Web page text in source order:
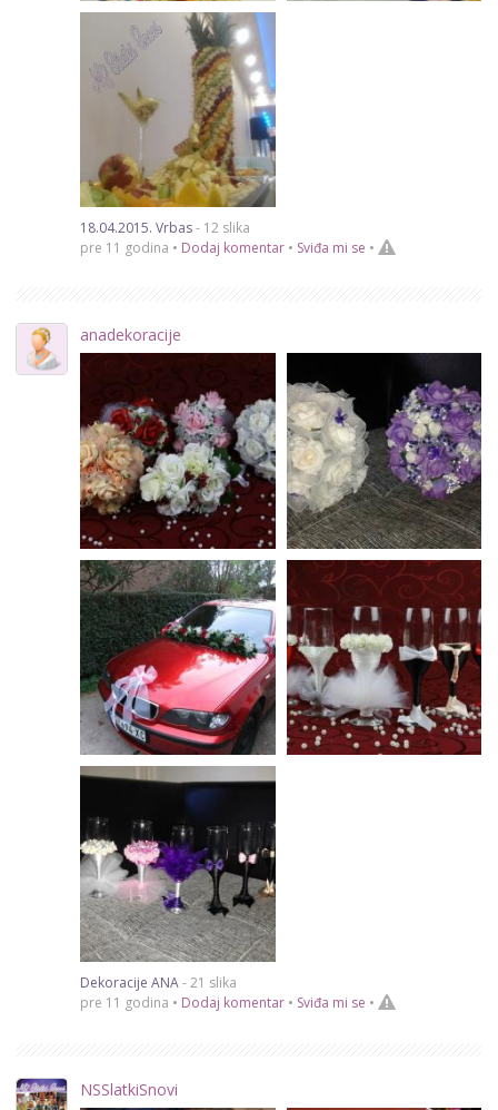
18.04.2015. Vrbas- 12 slika
pre 11 godina • Dodaj komentar • Sviđa mi se •
anadekoracije
Dekoracije ANA- 21 slika
pre 11 godina • Dodaj komentar • Sviđa mi se •
NSSlatkiSnovi